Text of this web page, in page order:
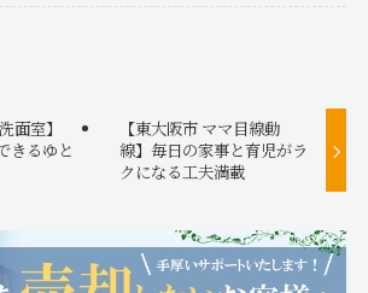
面室】
きるゆと
【東大阪市 ママ目線動
線】毎日の家事と育児がラ
クになる工夫満載